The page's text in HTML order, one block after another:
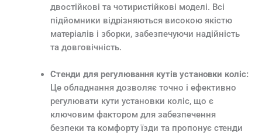
двостійкові та чотиристійкові моделі. Всі
підйомники відрізняються високою якістю
матеріалів і зборки, забезпечуючи надійність
та довговічність.
Стенди для регулювання кутів установки коліс:
Це обладнання дозволяє точно і ефективно
регулювати кути установки коліс, що є
ключовим фактором для забезпечення
безпеки та комфорту їзди та пропонує стенди